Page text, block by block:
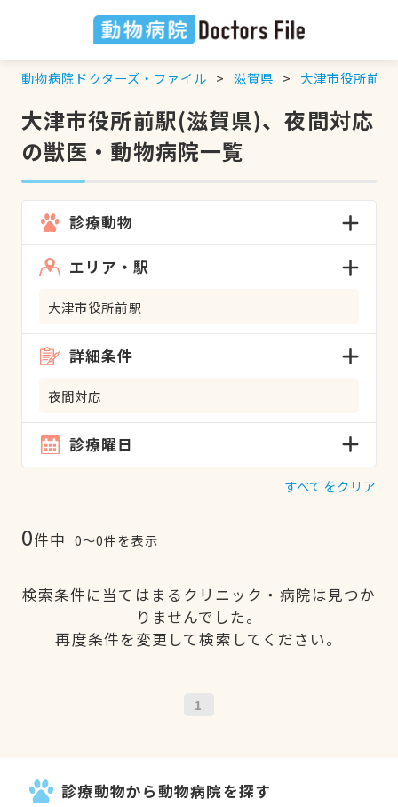
動物病院ドクターズ・ファイル 滋賀県 大津市役所前駅
大津市役所前駅(滋賀県)、夜間対応
の獣医・動物病院一覧
診療動物
エリア・駅
大津市役所前駅
詳細条件
夜間対応
診療曜日
すべてをクリア
0件中 0〜0件を表示
検索条件に当てはまるクリニック・病院は見つか
りませんでした。
再度条件を変更して検索してください。
1
診療動物から動物病院を探す